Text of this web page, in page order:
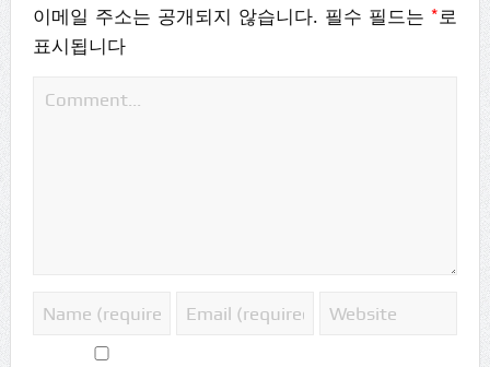
이메일 주소는 공개되지 않습니다. 필수 필드는*로
표시됩니다